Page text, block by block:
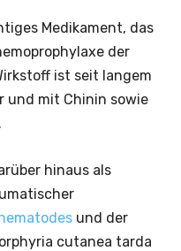
Medikament, das
der
ist seit langem
und mit Chinin sowie
hinaus als
und der
cutanea tarda